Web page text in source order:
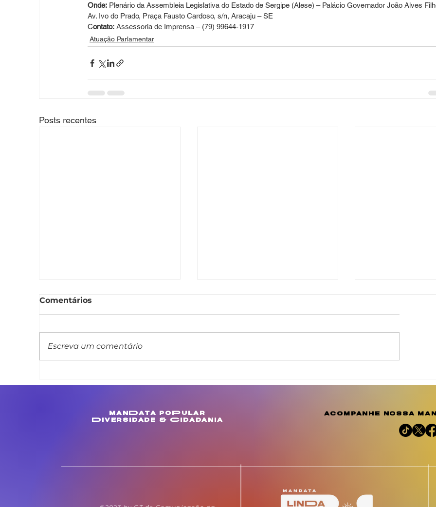
Onde: Plenário da Assembleia Legislativa do Estado de Sergipe (Alese) – Palácio Governador João Alves
Av. Ivo do Prado, Praça Fausto Cardoso, s/n, Aracaju – SE
Contato: Assessoria de Imprensa – (79) 99644-1917
Atuação Parlamentar
Posts recentes
melhorias para
em Estância
a conscientização e
aleitamento humano
Negras celebra
justiça social
Comentários
Escreva um comentário
manData poPular
Diversidade & Cidadania
acompanhe nossa